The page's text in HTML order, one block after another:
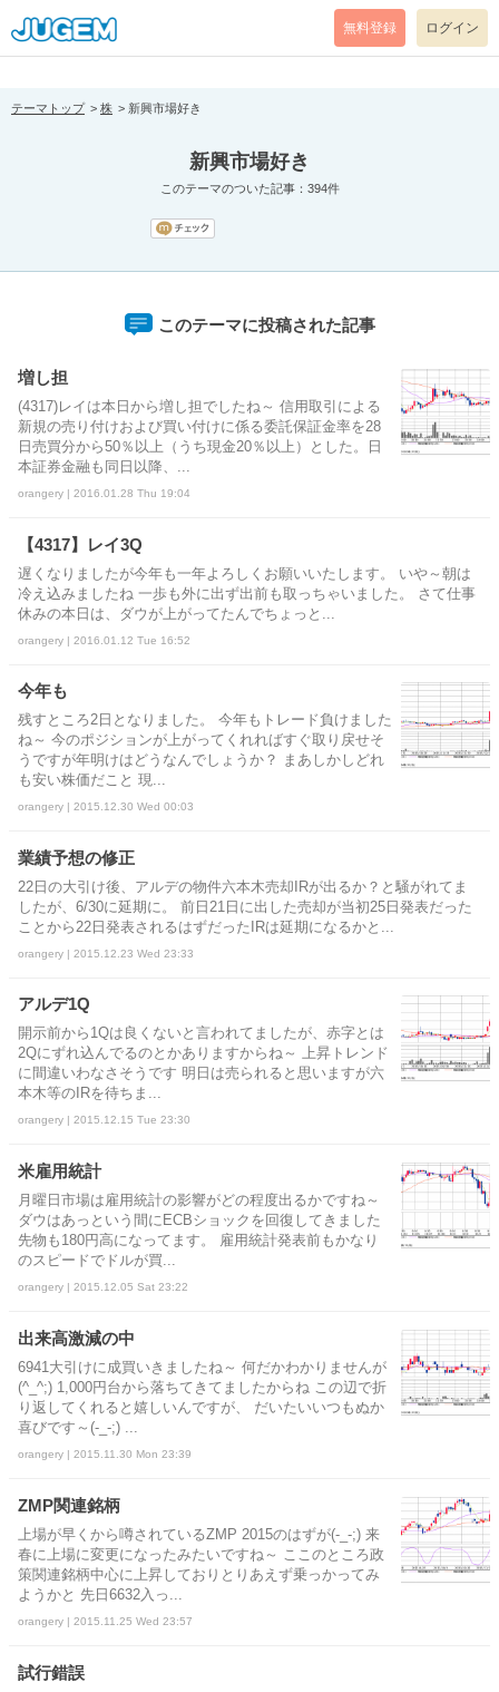
[pear_error: message="Success" code=0 mode=return level=notice
prefix="" info=""]
無料登録 ログイン
テーマトップ 株 新興市場好き
新興市場好き
このテーマのついた記事：394件
このテーマに投稿された記事
増し担
(4317)レイは本日から増し担でしたね～ 信用取引による
新規の売り付けおよび買い付けに係る委託保証金率を28
日売買分から50％以上（うち現金20％以上）とした。日
本証券金融も同日以降、...
orangery | 2016.01.28 Thu 19:04
【4317】レイ3Q
遅くなりましたが今年も一年よろしくお願いいたします。 いや～朝は
冷え込みましたね 一歩も外に出ず出前も取っちゃいました。 さて仕事
休みの本日は、ダウが上がってたんでちょっと...
orangery | 2016.01.12 Tue 16:52
今年も
残すところ2日となりました。 今年もトレード負けました
ね～ 今のポジションが上がってくれればすぐ取り戻せそ
うですが年明けはどうなんでしょうか？ まあしかしどれ
も安い株価だこと 現...
orangery | 2015.12.30 Wed 00:03
業績予想の修正
22日の大引け後、アルデの物件六本木売却IRが出るか？と騒がれてま
したが、6/30に延期に。 前日21日に出した売却が当初25日発表だった
ことから22日発表されるはずだったIRは延期になるかと...
orangery | 2015.12.23 Wed 23:33
アルデ1Q
開示前から1Qは良くないと言われてましたが、赤字とは
2Qにずれ込んでるのとかありますからね～ 上昇トレンド
に間違いわなさそうです 明日は売られると思いますが六
本木等のIRを待ちま...
orangery | 2015.12.15 Tue 23:30
米雇用統計
月曜日市場は雇用統計の影響がどの程度出るかですね～
ダウはあっという間にECBショックを回復してきました
先物も180円高になってます。 雇用統計発表前もかなり
のスピードでドルが買...
orangery | 2015.12.05 Sat 23:22
出来高激減の中
6941大引けに成買いきましたね～ 何だかわかりませんが
(^_^;) 1,000円台から落ちてきてましたからね この辺で折
り返してくれると嬉しいんですが、 だいたいいつもぬか
喜びです～(-_-;) ...
orangery | 2015.11.30 Mon 23:39
ZMP関連銘柄
上場が早くから噂されているZMP 2015のはずが(-_-;) 来
春に上場に変更になったみたいですね～ ここのところ政
策関連銘柄中心に上昇しておりとりあえず乗っかってみ
ようかと 先日6632入っ...
orangery | 2015.11.25 Wed 23:57
試行錯誤